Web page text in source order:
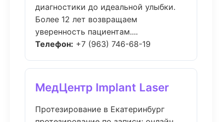
диагностики до идеальной улыбки.
Более 12 лет возвращаем
уверенность пациентам....
Телефон: +7 (963) 746-68-19
МедЦентр Implant Laser
Протезирование в Екатеринбург